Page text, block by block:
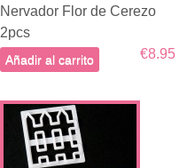
Nervador Flor de Cerezo
2pcs
€8.95
Añadir al carrito